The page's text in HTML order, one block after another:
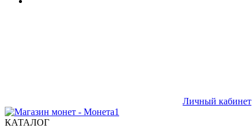
Личный кабинет
КАТАЛОГ